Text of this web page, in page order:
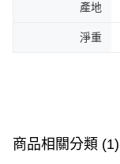
產地
淨重
商品相關分類 (1)